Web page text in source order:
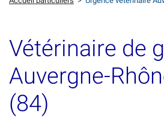
Vétérinaire de
Auvergne-
(84)